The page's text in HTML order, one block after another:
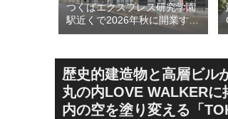
つくばエクスプレス研究学園
駅近くで2026年秋に開業する
高架下商業施設「寿横
跡地の開発計画や商業ビル建
設進行などにより駅前商業地
が形成へ！！
歴史的建造物と高層ビル
丸の内LOVE WALKER
内の空を塗り変える「